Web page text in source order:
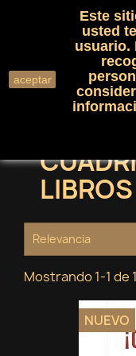
search
LIBROS
Relevancia
Mostrando 1-1 de
NUEVO
aceptar
Este
usted
usuario.